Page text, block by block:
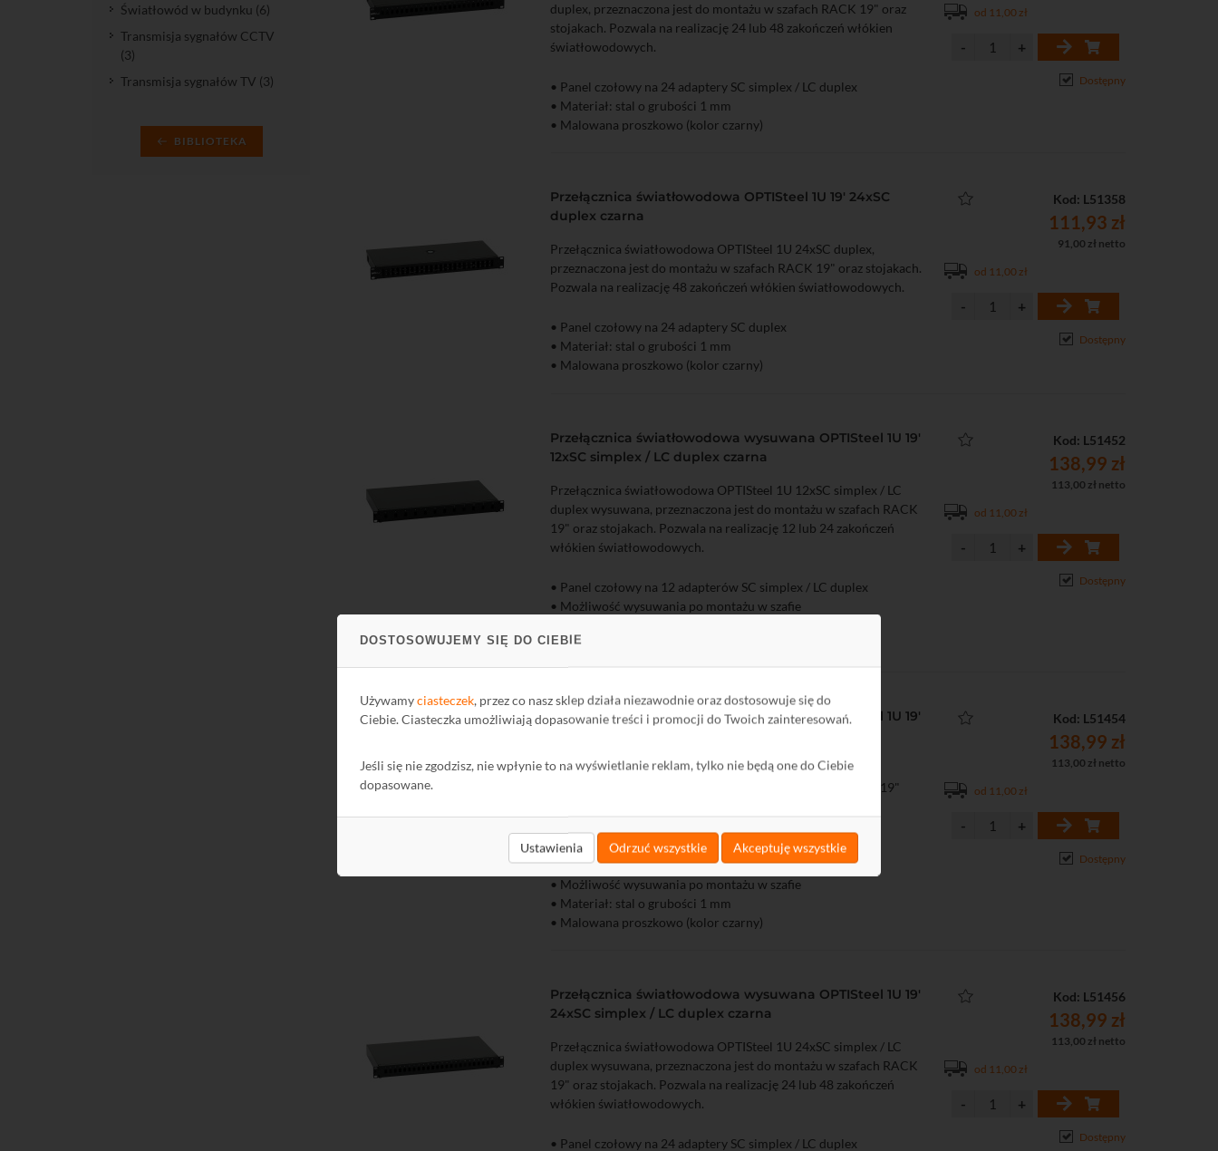
DOSTOSOWUJEMY SIĘ DO CIEBIE
Używamyciasteczek, przez co nasz sklep działa niezawodnie oraz dostosowuje się do
Ciebie. Ciasteczka umożliwiają dopasowanie treści i promocji do Twoich zainteresowań.
Jeśli się nie zgodzisz, nie wpłynie to na wyświetlanie reklam, tylko nie będą one do Ciebie
dopasowane.
Ustawienia Odrzuć wszystkie Akceptuję wszystkie
Światłowód w budynku (6)
Transmisja sygnałów CCTV
(3)
Transmisja sygnałów TV (3)
BIBLIOTEKA
duplex, przeznaczona jest do montażu w szafach RACK 19" oraz
stojakach. Pozwala na realizację 24 lub 48 zakończeń włókien
światłowodowych.
• Panel czołowy na 24 adaptery SC simplex / LC duplex
• Materiał: stal o grubości 1 mm
• Malowana proszkowo (kolor czarny)
od 11,00 zł
Dostępny
Przełącznica światłowodowa OPTISteel 1U 19' 24xSC
duplex czarna
Przełącznica światłowodowa OPTISteel 1U 24xSC duplex,
przeznaczona jest do montażu w szafach RACK 19" oraz stojakach.
Pozwala na realizację 48 zakończeń włókien światłowodowych.
• Panel czołowy na 24 adaptery SC duplex
• Materiał: stal o grubości 1 mm
• Malowana proszkowo (kolor czarny)
Kod: L51358
111,93 zł
91,00 zł netto
od 11,00 zł
Dostępny
Przełącznica światłowodowa wysuwana OPTISteel 1U 19'
12xSC simplex / LC duplex czarna
Przełącznica światłowodowa OPTISteel 1U 12xSC simplex / LC
duplex wysuwana, przeznaczona jest do montażu w szafach RACK
19" oraz stojakach. Pozwala na realizację 12 lub 24 zakończeń
włókien światłowodowych.
• Panel czołowy na 12 adapterów SC simplex / LC duplex
• Możliwość wysuwania po montażu w szafie
• Malowana proszkowo (kolor czarny)
Kod: L51452
138,99 zł
113,00 zł netto
od 11,00 zł
Dostępny
Przełącznica światłowodowa wysuwana OPTISteel 1U 19'
Przełącznica światłowodowa OPTISteel 1U 12xSC duplex
wysuwana, przeznaczona jest do montażu w szafach RACK 19"
• Panel czołowy na 12 adapterów SC duplex
• Możliwość wysuwania po montażu w szafie
• Materiał: stal o grubości 1 mm
• Malowana proszkowo (kolor czarny)
Kod: L51454
138,99 zł
113,00 zł netto
od 11,00 zł
Dostępny
Przełącznica światłowodowa wysuwana OPTISteel 1U 19'
24xSC simplex / LC duplex czarna
Przełącznica światłowodowa OPTISteel 1U 24xSC simplex / LC
duplex wysuwana, przeznaczona jest do montażu w szafach RACK
19" oraz stojakach. Pozwala na realizację 24 lub 48 zakończeń
włókien światłowodowych.
• Panel czołowy na 24 adaptery SC simplex / LC duplex
Kod: L51456
138,99 zł
113,00 zł netto
od 11,00 zł
Dostępny